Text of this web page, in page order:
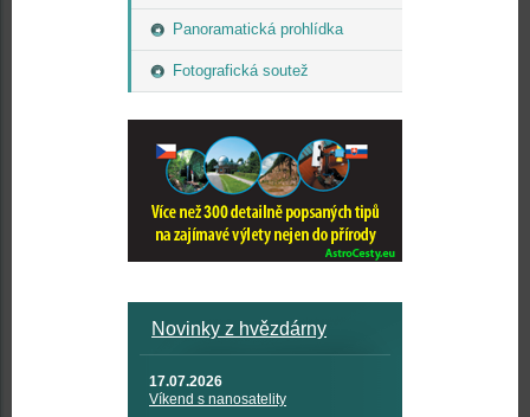
Panoramatická prohlídka
Fotografická soutež
Novinky z hvězdárny
17.07.2026
Víkend s nanosatelity